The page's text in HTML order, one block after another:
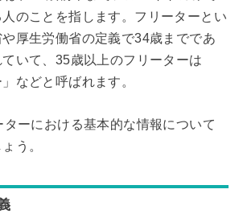
のことを指します。フリーターとい
厚生労働省の定義で34歳までであ
いて、35歳以上のフリーターは
などと呼ばれます。
ターにおける基本的な情報について
う。